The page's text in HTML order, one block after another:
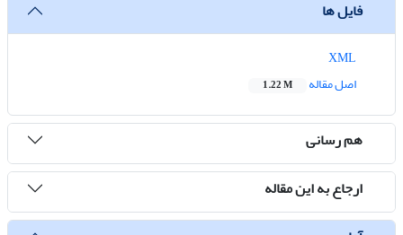
فایل ها
اصل مقاله
1.22 M
هم رسانی
ارجاع به این مقاله